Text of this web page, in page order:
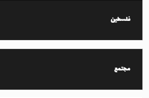
فلسطين
مجتمع